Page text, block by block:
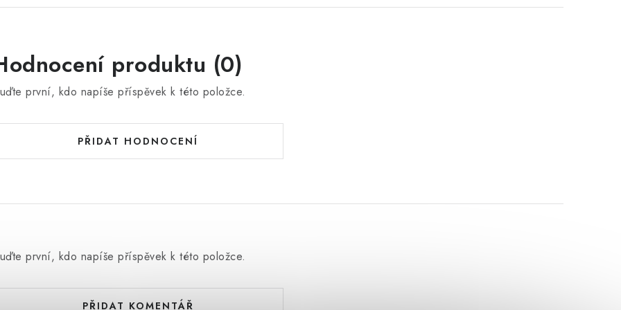
produktu (0)
první, kdo napíše příspěvek k této položce.
PŘIDAT HODNOCENÍ
první, kdo napíše příspěvek k této položce.
PŘIDAT KOMENTÁŘ